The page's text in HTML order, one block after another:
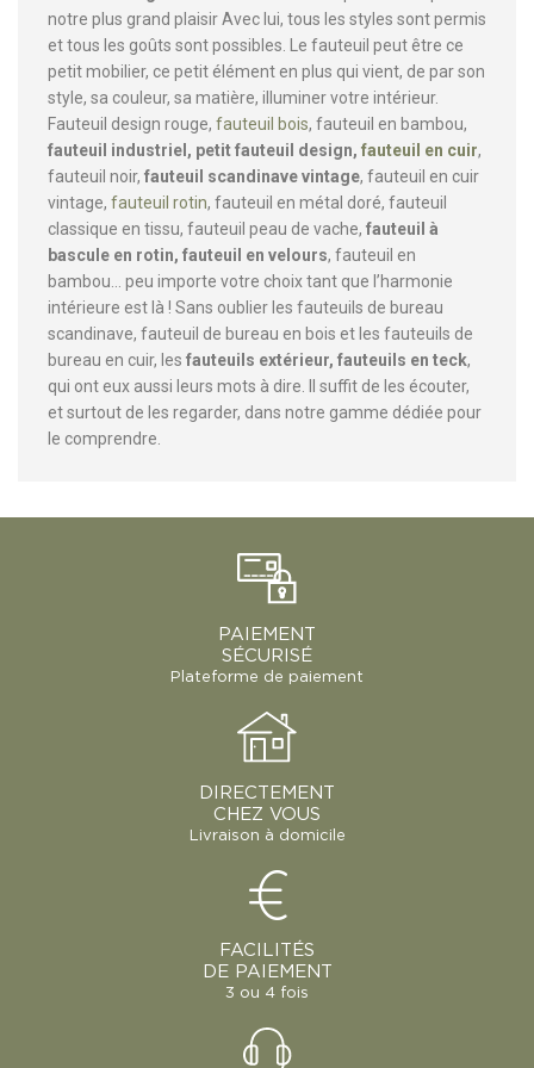
notre plus grand plaisir Avec lui, tous les styles sont permis
et tous les goûts sont possibles. Le fauteuil peut être ce
petit mobilier, ce petit élément en plus qui vient, de par son
style, sa couleur, sa matière, illuminer votre intérieur.
Fauteuil design rouge, fauteuil bois, fauteuil en bambou,
fauteuil industriel, petit fauteuil design, fauteuil en cuir,
fauteuil noir, fauteuil scandinave vintage, fauteuil en cuir
vintage, fauteuil rotin, fauteuil en métal doré, fauteuil
classique en tissu, fauteuil peau de vache, fauteuil à
bascule en rotin, fauteuil en velours, fauteuil en
bambou… peu importe votre choix tant que l’harmonie
intérieure est là ! Sans oublier les fauteuils de bureau
scandinave, fauteuil de bureau en bois et les fauteuils de
bureau en cuir, les fauteuils extérieur, fauteuils en teck,
qui ont eux aussi leurs mots à dire. Il suffit de les écouter,
et surtout de les regarder, dans notre gamme dédiée pour
le comprendre.
PAIEMENT
SÉCURISÉ
Plateforme de paiement
DIRECTEMENT
CHEZ VOUS
Livraison à domicile
FACILITÉS
DE PAIEMENT
3 ou 4 fois